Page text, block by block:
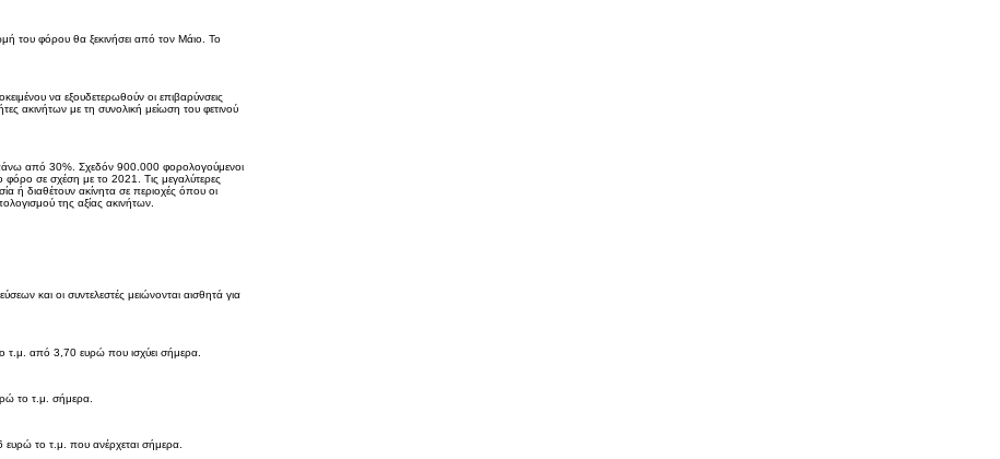
του φόρου θα ξεκινήσει από τον Μάιο. Το
να εξουδετερωθούν οι επιβαρύνσεις
ακινήτων με τη συνολική μείωση του φετινού
πάνω από 30%. Σχεδόν 900.000 φορολογούμενοι
σε σχέση με το 2021. Τις μεγαλύτερες
ή διαθέτουν ακίνητα σε περιοχές όπου οι
της αξίας ακινήτων.
και οι συντελεστές μειώνονται αισθητά για
τ.μ. από 3,70 ευρώ που ισχύει σήμερα.
το τ.μ. σήμερα.
το τ.μ. που ανέρχεται σήμερα.